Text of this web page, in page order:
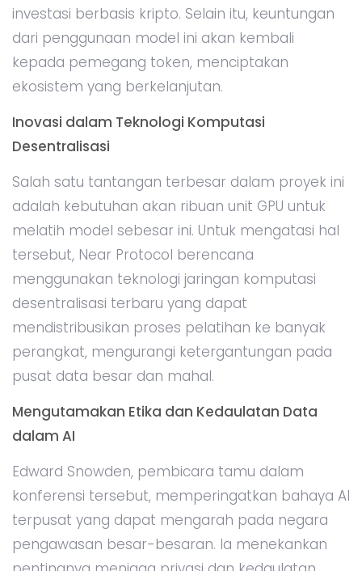
investasi berbasis kripto. Selain itu, keuntungan
dari penggunaan model ini akan kembali
kepada pemegang token, menciptakan
ekosistem yang berkelanjutan.
Inovasi dalam Teknologi Komputasi
Desentralisasi
Salah satu tantangan terbesar dalam proyek ini
adalah kebutuhan akan ribuan unit GPU untuk
melatih model sebesar ini. Untuk mengatasi hal
tersebut, Near Protocol berencana
menggunakan teknologi jaringan komputasi
desentralisasi terbaru yang dapat
mendistribusikan proses pelatihan ke banyak
perangkat, mengurangi ketergantungan pada
pusat data besar dan mahal.
Mengutamakan Etika dan Kedaulatan Data
dalam AI
Edward Snowden, pembicara tamu dalam
konferensi tersebut, memperingatkan bahaya AI
terpusat yang dapat mengarah pada negara
pengawasan besar-besaran. Ia menekankan